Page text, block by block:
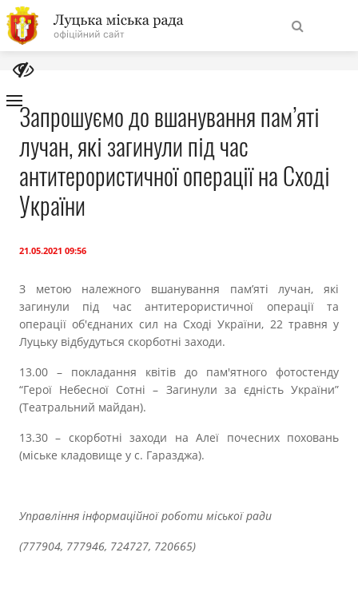
На
головну
Навігація
сайту
Про місто
Міська влада
Бюджет
Публічна інформація
Прозорість влади
Документи
Запрошуємо до вшанування пам’яті
лучан, які загинули під час
антитерористичної операції на Сході
України
21.05.2021 09:56
З метою належного вшанування пам’яті лучан, які
загинули під час антитерористичної операції та
операції об'єднаних сил на Сході України, 22 травня у
Луцьку відбудуться скорботні заходи.
13.00 – покладання квітів до пам'ятного фотостенду
“Герої Небесної Сотні – Загинули за єдність України”
(Театральний майдан).
13.30 – скорботні заходи на Алеї почесних поховань
(міське кладовище у с. Гаразджа).
Управління інформаційної роботи міської ради
(777904, 777946, 724727, 720665)